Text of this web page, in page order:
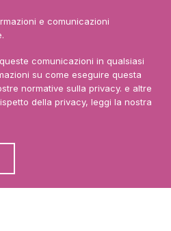
e comunicazioni
comunicazioni in qualsiasi
su come eseguire questa
normative sulla privacy. e altre
della privacy, leggi la nostra